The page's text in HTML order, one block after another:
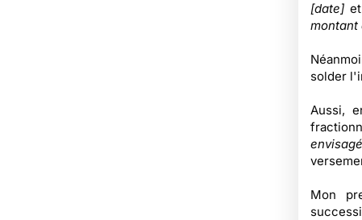
[date]
montant
solder
Aussi,
Mon